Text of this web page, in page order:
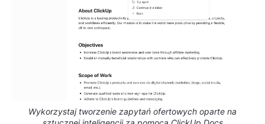
Wykorzystaj tworzenie zapytań ofertowych oparte na